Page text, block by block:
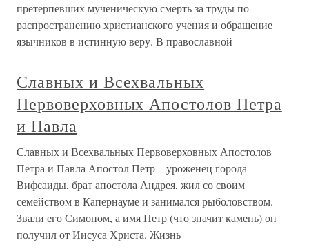
претерпевших мученическую смерть за труды по
распространению христианского учения и обращение
язычников в истинную веру. В православной
Славных и Всехвальных
Первоверховных Апостолов Петра
и Павла
Славных и Всехвальных Первоверховных Апостолов
Петра и Павла Апостол Петр – уроженец города
Вифсаиды, брат апостола Андрея, жил со своим
семейством в Капернауме и занимался рыболовством.
Звали его Симоном, а имя Петр (что значит камень) он
получил от Иисуса Христа. Жизнь